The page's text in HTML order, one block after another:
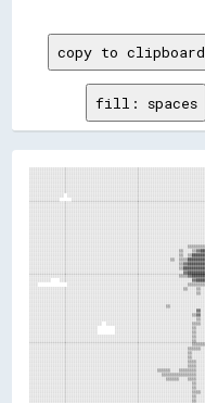
copy to clipboard
fill: spaces